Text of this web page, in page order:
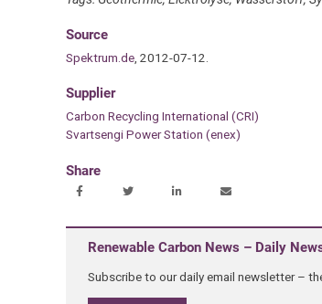
Source
Spektrum.de, 2012-07-12.
Supplier
Carbon Recycling International (CRI)
Svartsengi Power Station (enex)
Share
Renewable Carbon News – Daily
Subscribe to our daily email newsletter –